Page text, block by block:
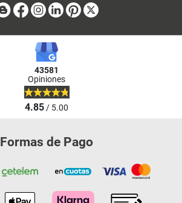
BlogFacebook
Instagram
LinkedinPinterest
43581
Opiniones
4.85/ 5.00
Formas de Pago